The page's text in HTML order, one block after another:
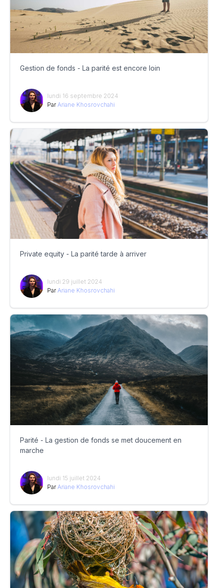
Gestion de fonds - La parité est encore loin
lundi 16 septembre 2024
Par Ariane Khosrovchahi
Private equity - La parité tarde à arriver
lundi 29 juillet 2024
Par Ariane Khosrovchahi
Parité - La gestion de fonds se met doucement en
marche
lundi 15 juillet 2024
Par Ariane Khosrovchahi